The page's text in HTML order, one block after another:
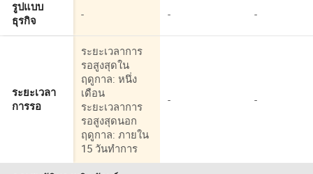
รูปแบบ
ธุรกิจ
- - -
ระยะเวลา
การรอ
ระยะเวลาการ
รอสูงสุดใน
ฤดูกาล: หนึ่ง
เดือน
ระยะเวลาการ
รอสูงสุดนอก
ฤดูกาล: ภายใน
15 วันทำการ
- -